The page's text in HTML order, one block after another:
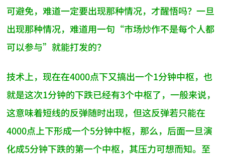
可避免，难道一定要出现那种情况，才醒悟吗？一旦
出现那种情况，难道用一句“市场炒作不是每个人都
可以参与”就能打发的？
技术上，现在在4000点下又搞出一个1分钟中枢，也
就是这次1分钟的下跌已经有3个中枢了，一般来说，
这意味着短线的反弹随时出现，但这反弹若只能在
4000点上下形成一个5分钟中枢，那么，后面一旦演
化成5分钟下跌的第一个中枢，其压力可想而知。至